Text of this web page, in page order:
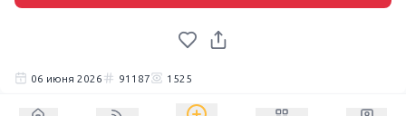
06 июня 2026 91187 1525